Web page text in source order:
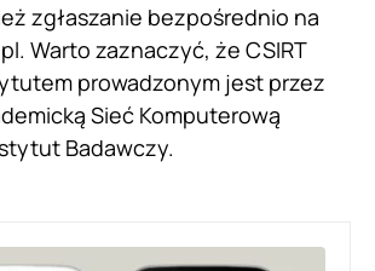
zgłaszanie bezpośrednio na
Warto zaznaczyć, że CSIRT
prowadzonym jest przez
Sieć Komputerową
Badawczy.